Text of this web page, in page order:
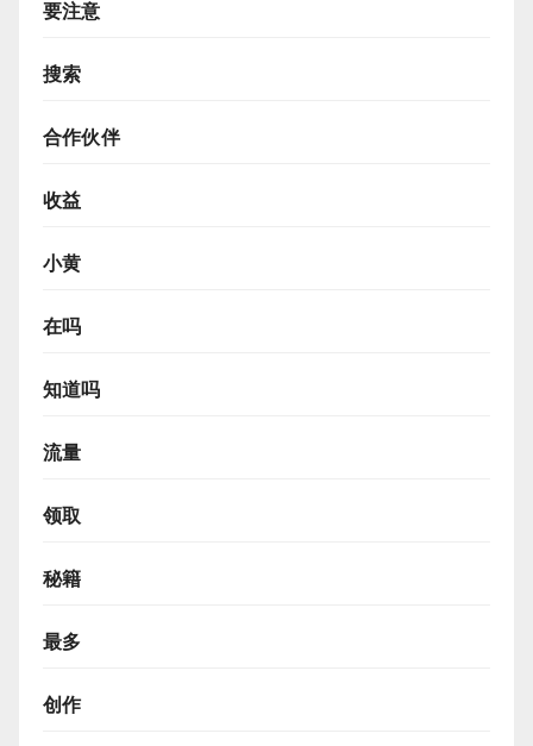
要注意
搜索
合作伙伴
收益
小黄
在吗
知道吗
流量
领取
秘籍
最多
创作